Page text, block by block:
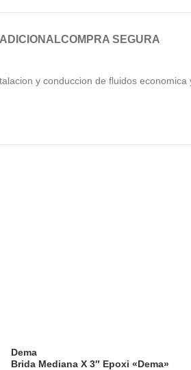
COMPRA SEGURA
y conduccion de fluidos
Brida Mediana X 3″ Epoxi «Dema»
Dema